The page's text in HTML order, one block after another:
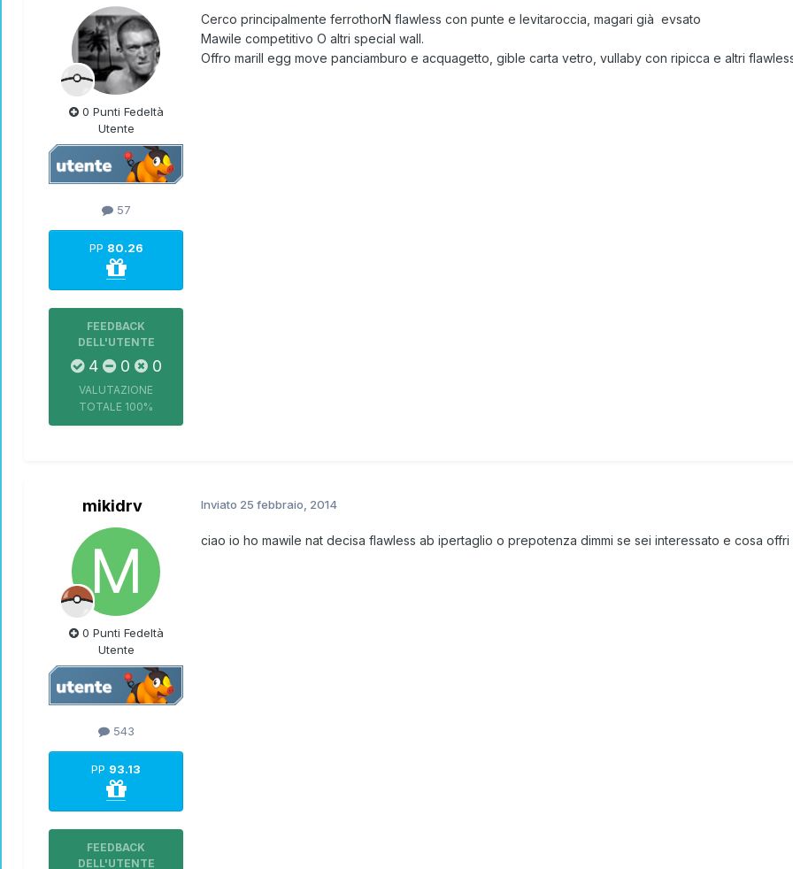
0 Punti Fedeltà
Utente
57
PP 80.26
FEEDBACK
DELL'UTENTE
4 0 0
VALUTAZIONE
TOTALE 100%
Cerco principalmente ferrothorN flawless con punte e levitaroccia, magari già evsato
Mawile competitivo O altri special wall.
Offro marill egg move panciamburo e acquagetto, gible carta vetro, vullaby con ripicca e altri
mikidrv
0 Punti Fedeltà
Utente
543
PP 93.13
FEEDBACK
DELL'UTENTE
Inviato 25 febbraio, 2014
ciao io ho mawile nat decisa flawless ab ipertaglio o prepotenza dimmi se sei interessato e cosa offri